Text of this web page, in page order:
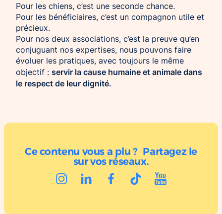
Pour les chiens, c’est une seconde chance.
Pour les bénéficiaires, c’est un compagnon utile et
précieux.
Pour nos deux associations, c’est la preuve qu’en
conjuguant nos expertises, nous pouvons faire
évoluer les pratiques, avec toujours le même
objectif : servir la cause humaine et animale dans
le respect de leur dignité.
Ce contenu vous a plu ? Partagez le
sur vos réseaux.